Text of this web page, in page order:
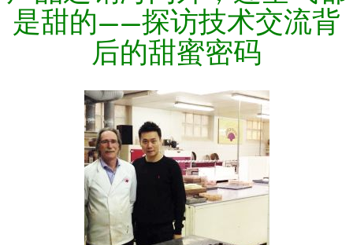
是甜的——探访技术交流背
后的甜蜜密码